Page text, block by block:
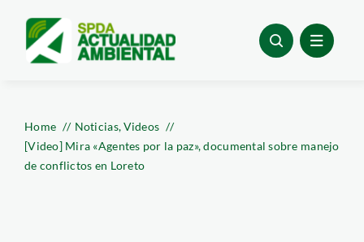
content
Home Noticias Videos
[Video] Mira «Agentes por la paz», documental sobre manejo
de conflictos en Loreto